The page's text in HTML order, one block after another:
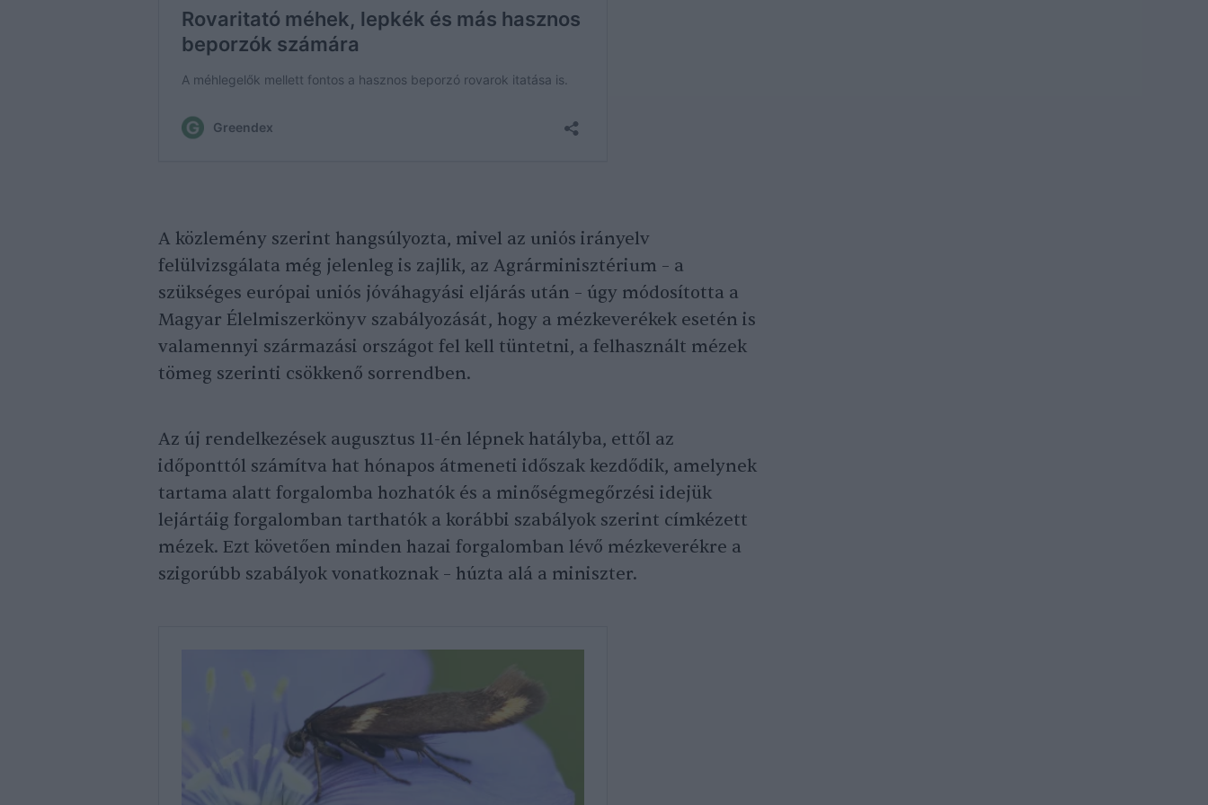
A közlemény szerint hangsúlyozta, mivel az uniós irányelv
felülvizsgálata még jelenleg is zajlik, az Agrárminisztérium – a
szükséges európai uniós jóváhagyási eljárás után – úgy módosította a
Magyar Élelmiszerkönyv szabályozását, hogy a mézkeverékek esetén is
valamennyi származási országot fel kell tüntetni, a felhasznált mézek
tömeg szerinti csökkenő sorrendben.
Az új rendelkezések augusztus 11-én lépnek hatályba, ettől az
időponttól számítva hat hónapos átmeneti időszak kezdődik, amelynek
tartama alatt forgalomba hozhatók és a minőségmegőrzési idejük
lejártáig forgalomban tarthatók a korábbi szabályok szerint címkézett
mézek. Ezt követően minden hazai forgalomban lévő mézkeverékre a
szigorúbb szabályok vonatkoznak – húzta alá a miniszter.